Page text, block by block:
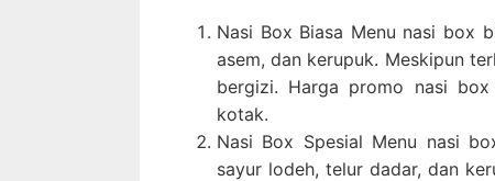
Nasi Box Biasa Menu nasi box
asem, dan kerupuk. Meskipun
bergizi. Harga promo nasi
kotak.
Nasi Box Spesial Menu nasi
sayur lodeh, telur dadar, dan